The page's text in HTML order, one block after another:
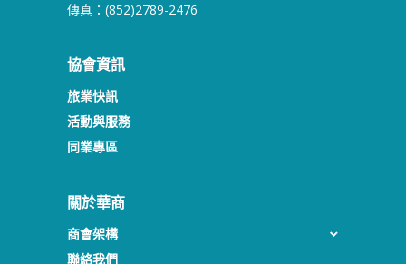
傳真：(852)2789-2476
協會資訊
旅業快訊
活動與服務
同業專區
關於華商
商會架構
聯絡我們